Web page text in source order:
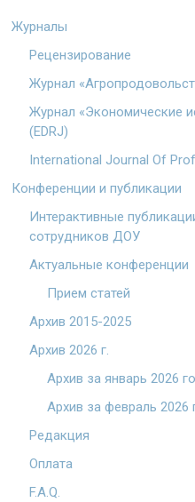
Журналы
Рецензирование
Журнал
Журнал «Экономические
(EDRJ)
International Journal Of
Конференции и публикации
Интерактивные
сотрудников ДОУ
Актуальные конференции
Прием статей
Архив 2015-2025
Архив 2026 г.
Архив за январь 2026
Архив за февраль 2026
Редакция
Оплата
F.A.Q.